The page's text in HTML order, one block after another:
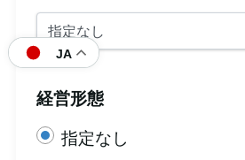
経営形態
指定なし
JA